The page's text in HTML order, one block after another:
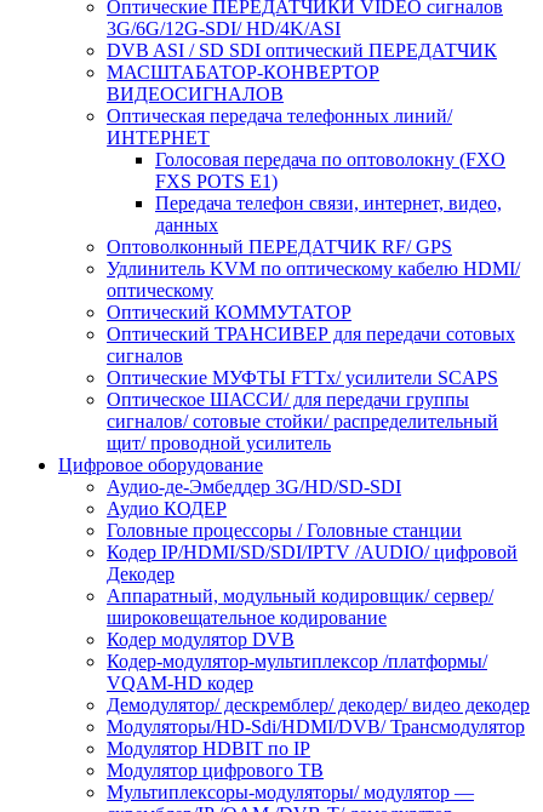
Оптические ПЕРЕДАТЧИКИ VIDEO сигналов
3G/6G/12G-SDI/ HD/4K/ASI
DVB ASI / SD SDI оптический ПЕРЕДАТЧИК
МАСШТАБАТОР-КОНВЕРТОР
ВИДЕОСИГНАЛОВ
Оптическая передача телефонных линий/
ИНТЕРНЕТ
Голосовая передача по оптоволокну (FXO
FXS POTS E1)
Передача телефон связи, интернет, видео,
данных
Оптоволконный ПЕРЕДАТЧИК RF/ GPS
Удлинитель KVM по оптическому кабелю HDMI/
оптическому
Оптический КОММУТАТОР
Оптический ТРАНСИВЕР для передачи сотовых
сигналов
Оптические МУФТЫ FTTx/ усилители SCAPS
Оптическое ШАССИ/ для передачи группы
сигналов/ cотовые стойки/ распределительный
щит/ проводной усилитель
Цифровое оборудование
Аудио-де-Эмбеддер 3G/HD/SD-SDI
Аудио КОДЕР
Головные процессоры / Головные станции
Кодер IP/HDMI/SD/SDI/IPTV /AUDIO/ цифровой
Декодер
Аппаратный, модульный кодировщик/ сервер/
широковещательное кодирование
Кодер модулятор DVB
Кодер-модулятор-мультиплексор /платформы/
VQAM-HD кодер
Демодулятор/ дескремблер/ декодер/ видео декодер
Модуляторы/HD-Sdi/HDMI/DVB/ Трансмодулятор
Модулятор HDBIT по IP
Модулятор цифрового ТВ
Мультиплексоры-модуляторы/ модулятор —